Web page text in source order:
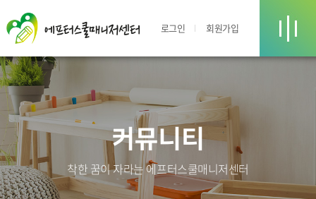
로그인 회원가입
커뮤니티
착한 꿈이 자라는 에프터스쿨매니저센터